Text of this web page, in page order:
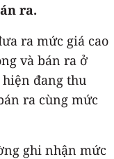
ra.
ra mức giá cao
và bán ra ở
hiện đang thu
ra cùng mức
ghi nhận mức